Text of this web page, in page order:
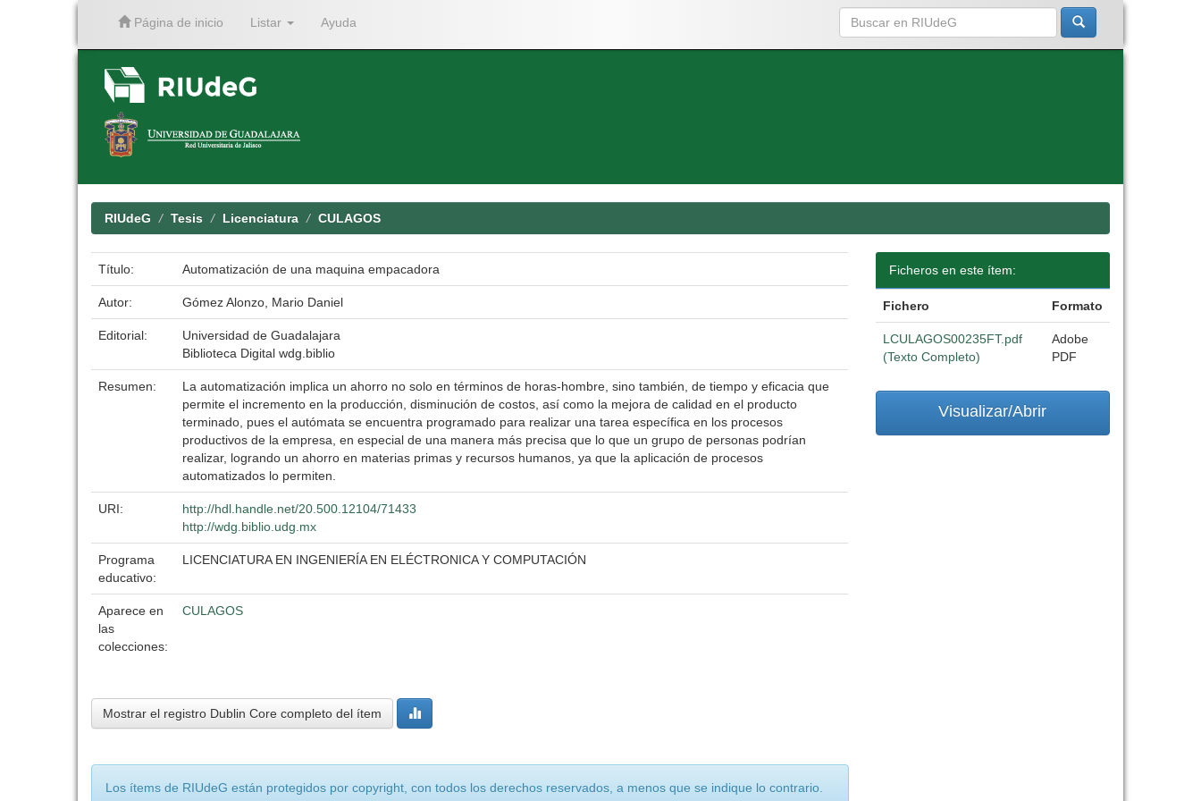
Página de inicio Listar Ayuda
RIUdeG Tesis Licenciatura CULAGOS
Título: Automatización de una maquina empacadora
Autor: Gómez Alonzo, Mario Daniel
Editorial:
Universidad de Guadalajara
Biblioteca Digital wdg.biblio
Resumen:
La automatización implica un ahorro no solo en términos de horas-hombre, sino también, de tiempo y eficacia que
permite el incremento en la producción, disminución de costos, así como la mejora de calidad en el producto
terminado, pues el autómata se encuentra programado para realizar una tarea específica en los procesos
productivos de la empresa, en especial de una manera más precisa que lo que un grupo de personas podrían
realizar, logrando un ahorro en materias primas y recursos humanos, ya que la aplicación de procesos
automatizados lo permiten.
URI:
http://hdl.handle.net/20.500.12104/71433
http://wdg.biblio.udg.mx
Programa
educativo:
LICENCIATURA EN INGENIERÍA EN ELÉCTRONICA Y COMPUTACIÓN
Aparece en
las
colecciones:
CULAGOS
Mostrar el registro Dublin Core completo del ítem
Los ítems de RIUdeG están protegidos por copyright, con todos los derechos reservados, a menos que se indique lo contrario.
Ficheros en este ítem:
Fichero Formato
LCULAGOS00235FT.pdf
(Texto Completo)
Adobe
PDF
Visualizar/Abrir